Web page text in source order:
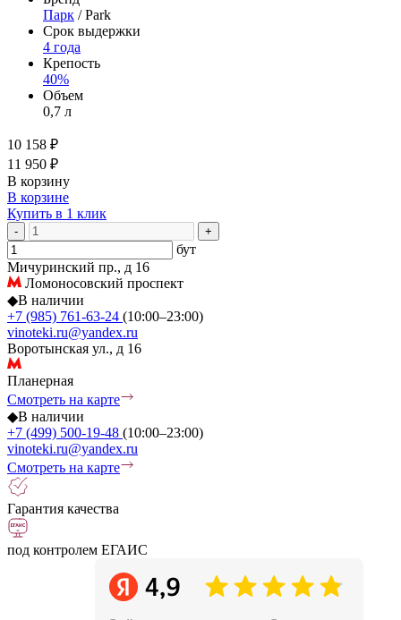
Парк / Park
Срок выдержки
4 года
Крепость
40%
Объем
0,7 л
10 158 ₽
11 950 ₽
В корзину
В корзине
Купить в 1 клик
- +
бут
Мичуринский пр., д 16
Ломоносовский проспект
◆В наличии
+7 (985) 761-63-24 (10:00–23:00)
vinoteki.ru@yandex.ru
Воротынская ул., д 16
Планерная
Смотреть на карте
◆В наличии
+7 (499) 500-19-48 (10:00–23:00)
vinoteki.ru@yandex.ru
Смотреть на карте
Гарантия качества
под контролем ЕГАИС